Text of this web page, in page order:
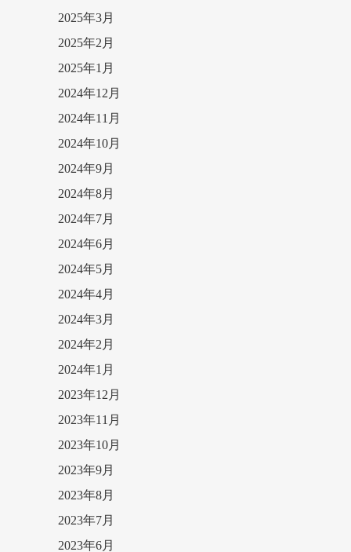
2025年3月
2025年2月
2025年1月
2024年12月
2024年11月
2024年10月
2024年9月
2024年8月
2024年7月
2024年6月
2024年5月
2024年4月
2024年3月
2024年2月
2024年1月
2023年12月
2023年11月
2023年10月
2023年9月
2023年8月
2023年7月
2023年6月